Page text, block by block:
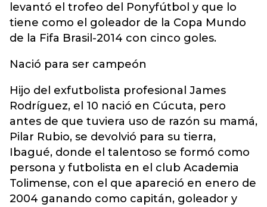
levantó el trofeo del Ponyfútbol y que lo
tiene como el goleador de la Copa Mundo
de la Fifa Brasil-2014 con cinco goles.
Nació para ser campeón
Hijo del exfutbolista profesional James
Rodríguez, el 10 nació en Cúcuta, pero
antes de que tuviera uso de razón su mamá,
Pilar Rubio, se devolvió para su tierra,
Ibagué, donde el talentoso se formó como
persona y futbolista en el club Academia
Tolimense, con el que apareció en enero de
2004 ganando como capitán, goleador y